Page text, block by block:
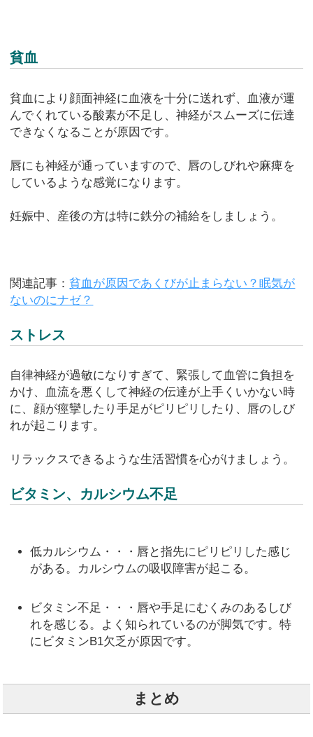
貧血
貧血により顔面神経に血液を十分に送れず、血液が運
んでくれている酸素が不足し、神経がスムーズに伝達
できなくなることが原因です。
唇にも神経が通っていますので、唇のしびれや麻痺を
しているような感覚になります。
妊娠中、産後の方は特に鉄分の補給をしましょう。
関連記事：貧血が原因であくびが止まらない？眠気が
ないのにナゼ？
ストレス
自律神経が過敏になりすぎて、緊張して血管に負担を
かけ、血流を悪くして神経の伝達が上手くいかない時
に、顔が痙攣したり手足がピリピリしたり、唇のしび
れが起こります。
リラックスできるような生活習慣を心がけましょう。
ビタミン、カルシウム不足
低カルシウム・・・唇と指先にピリピリした感じ
がある。カルシウムの吸収障害が起こる。
ビタミン不足・・・唇や手足にむくみのあるしび
れを感じる。よく知られているのが脚気です。特
にビタミンB1欠乏が原因です。
まとめ